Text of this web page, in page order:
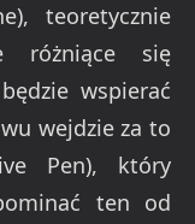
teoretycznie
różniące się
wspierać
wejdzie za to
Pen), który
ten od